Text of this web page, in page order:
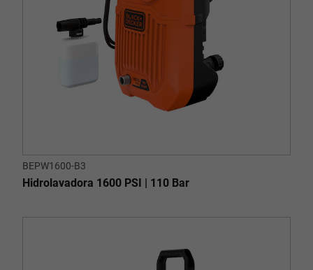
BEPW1600-B3
Hidrolavadora 1600 PSI | 110 Bar